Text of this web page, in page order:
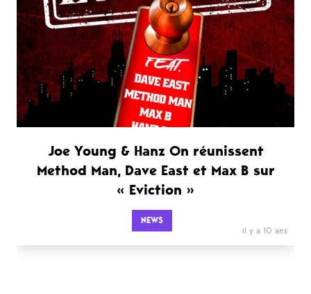
Joe Young & Hanz On réunissent
Method Man, Dave East et Max B sur
« Eviction »
NEWS
il y a 10 ans